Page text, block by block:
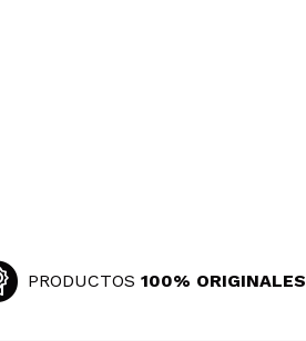
PRODUCTOS 100% ORIGINALES